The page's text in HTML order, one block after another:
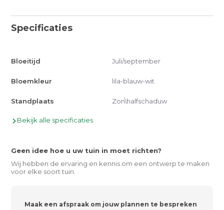
Specificaties
Bloeitijd Juli/september
Bloemkleur lila-blauw-wit
Standplaats Zon\halfschaduw
Bekijk alle specificaties
Geen idee hoe u uw tuin in moet richten?
Wij hebben de ervaring en kennis om een ontwerp te maken
voor elke soort tuin.
Maak een afspraak om jouw plannen te bespreken